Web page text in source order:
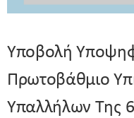
Υποβολή
Πρωτοβάθμιο
Υπαλλήλων Της